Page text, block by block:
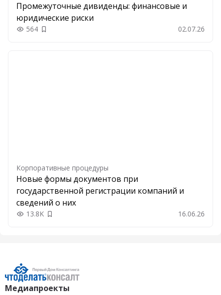
Промежуточные дивиденды: финансовые и
юридические риски
564 Добавить в закладки 02.07.26
Корпоративные процедуры
Новые формы документов при
государственной регистрации компаний и
сведений о них
13.8K Добавить в закладки 16.06.26
Медиапроекты